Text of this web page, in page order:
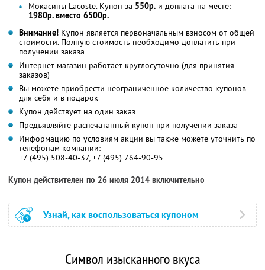
Мокасины Lacoste. Купон за 550р. и доплата на месте:
1980р. вместо 6500р.
Внимание! Купон является первоначальным взносом от общей
стоимости. Полную стоимость необходимо доплатить при
получении заказа
Интернет-магазин работает круглосуточно (для принятия
заказов)
Вы можете приобрести неограниченное количество купонов
для себя и в подарок
Купон действует на один заказ
Предъявляйте распечатанный купон при получении заказа
Информацию по условиям акции вы также можете уточнить по
телефонам компании:
+7 (495) 508-40-37, +7 (495) 764-90-95
Купон действителен по 26 июля 2014 включительно
Узнай, как воспользоваться купоном
Символ изысканного вкуса